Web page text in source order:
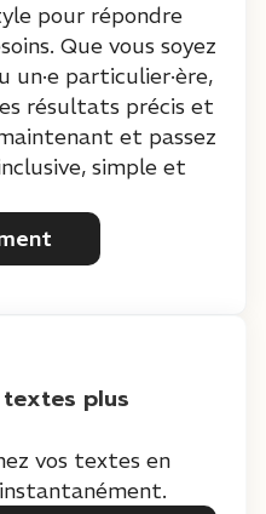
pour répondre
Que vous soyez
un·e particulier·ère,
résultats précis et
et passez
simple et
plus
vos textes en